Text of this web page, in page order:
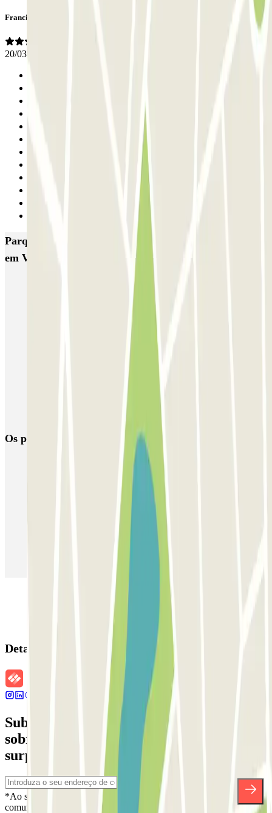
Francisco
20/03/2026
Parques de estacionamento com melhor classificação
em Valencia
SABA Estación Valencia - Joaquín Sorolla
SABA Estación Valencia Nord Hotel Las Arenas
Avenida del Oeste
APK2 Tráfico AVE - Jerónimo Muñoz
APK2 Abastos - Navarro Llorens
APK2 Hospital General Universitario Valencia
Os parques de estacionamento mais reservados
Estacionamento em Lisboa
Estacionamento em Veneza Estacionamento em Sevilha
Estacionamento em Madrid
Estacionamento em Aeroporto de Adolfo Suárez Madrid–Barajas
Detalhes da reserva
Subscreva a nossa newsletter e saiba mais
sobre descontos, sorteios e muitas outras
surpresas.
*Ao subscrever, aceita a nossa Política de Privacidade para receber
comunicações comerciais da Parclick. Sem qualquer obrigação,